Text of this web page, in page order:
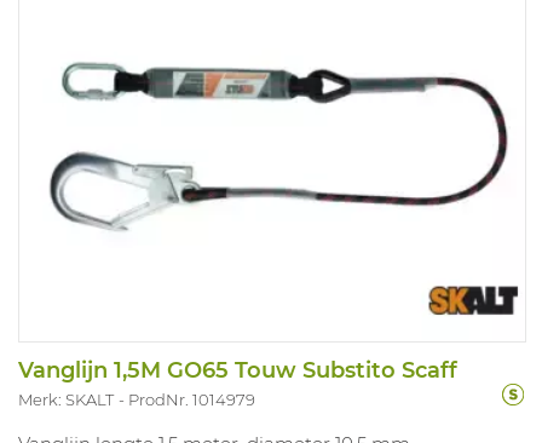
Vanglijn 1,5M GO65 Touw Substito Scaff
Merk: SKALT ProdNr. 1014979